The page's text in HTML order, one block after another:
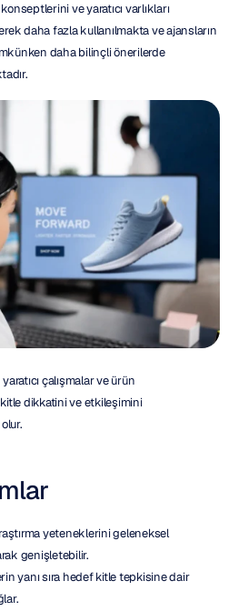
ve yaratıcı varlıkları
daha fazla kullanılmakta ve ajansların
daha bilinçli önerilerde
çalışmalar ve ürün
dikkatini ve etkileşimini
yeteneklerini geleneksel
genişletebilir.
yanı sıra hedef kitle tepkisine dair